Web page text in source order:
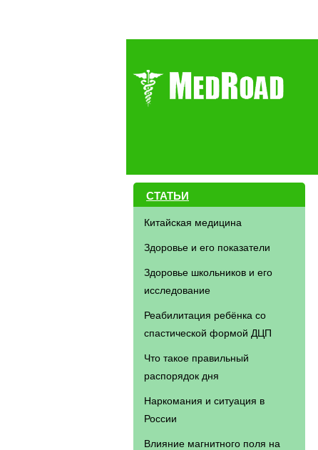
СТАТЬИ
Китайская медицина
Здоровье и его показатели
Здоровье школьников и его
исследование
Реабилитация ребёнка со
спастической формой ДЦП
Что такое правильный
распорядок дня
Наркомания и ситуация в
России
Влияние магнитного поля на